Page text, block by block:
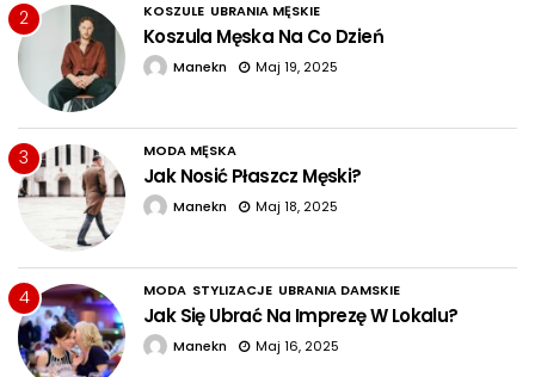
2 KOSZULE UBRANIA MĘSKIE
Koszula Męska Na Co Dzień
Manekn Maj 19, 2025
3 MODA MĘSKA
Jak Nosić Płaszcz Męski?
Manekn Maj 18, 2025
4 MODA STYLIZACJE UBRANIA DAMSKIE
Jak Się Ubrać Na Imprezę W Lokalu?
Manekn Maj 16, 2025